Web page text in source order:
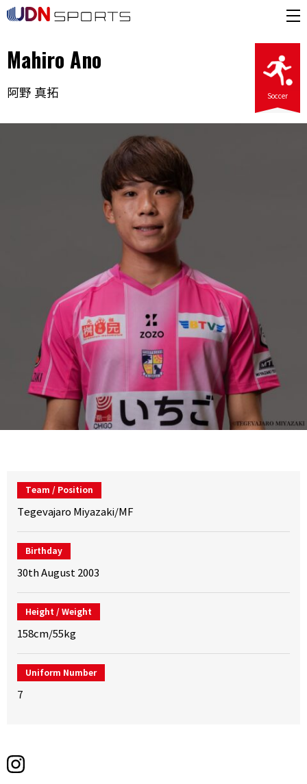
Soccer
Mahiro Ano
阿野 真拓
Team / Position
Tegevajaro Miyazaki/MF
Birthday
30th August 2003
Height / Weight
158cm/55kg
Uniform Number
7